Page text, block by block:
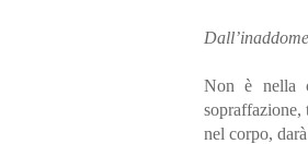
Non è nella
sopraffazione,
nel corpo,